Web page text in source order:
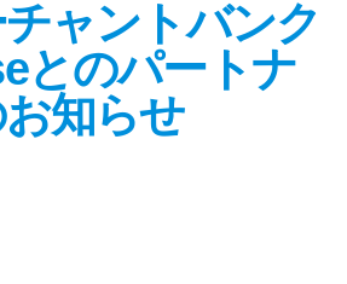
ャントバンク
とのパートナ
知らせ